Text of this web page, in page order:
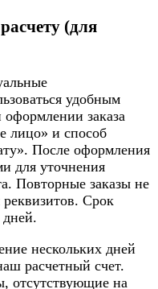
(для
удобным
заказа
лицо» и способ
После оформления
для уточнения
Повторные заказы не
Срок
дней.
нескольких дней
расчетный счет.
отсутствующие на